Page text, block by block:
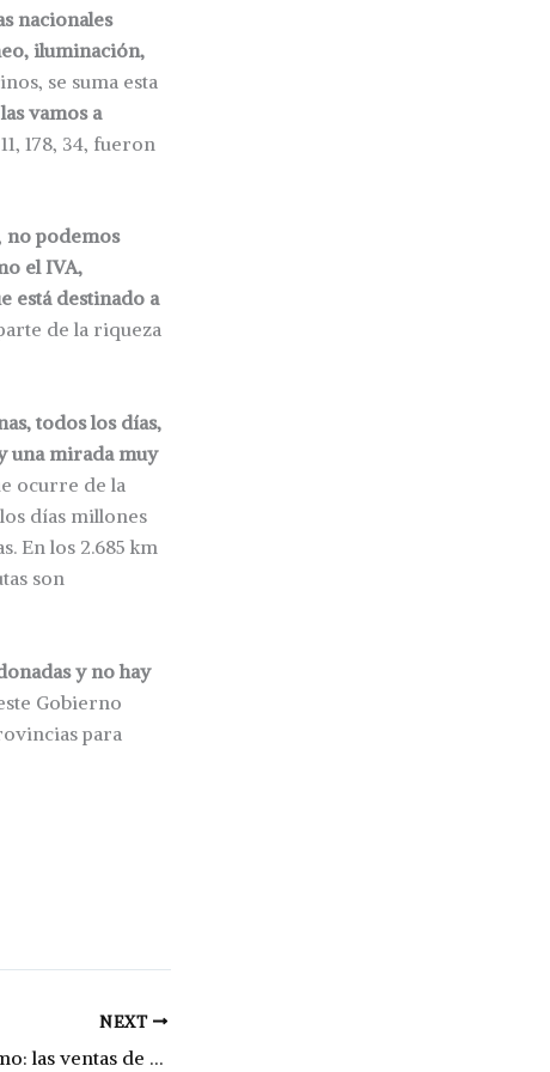
nacionales
iluminación,
se suma esta
vamos a
178, 34, fueron
no podemos
el IVA,
está destinado a
de la riqueza
todos los días,
una mirada muy
ocurre de la
días millones
En los 2.685 km
son
y no hay
Gobierno
para
NEXT
Caída del consumo: las ventas de supermercados acumulan 15 meses de retracción